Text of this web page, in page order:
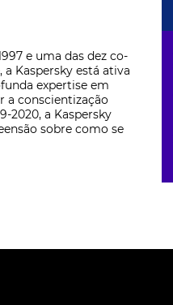
e uma das dez co-
Kaspersky está ativa
expertise em
a conscientização
2020, a Kaspersky
sobre como se